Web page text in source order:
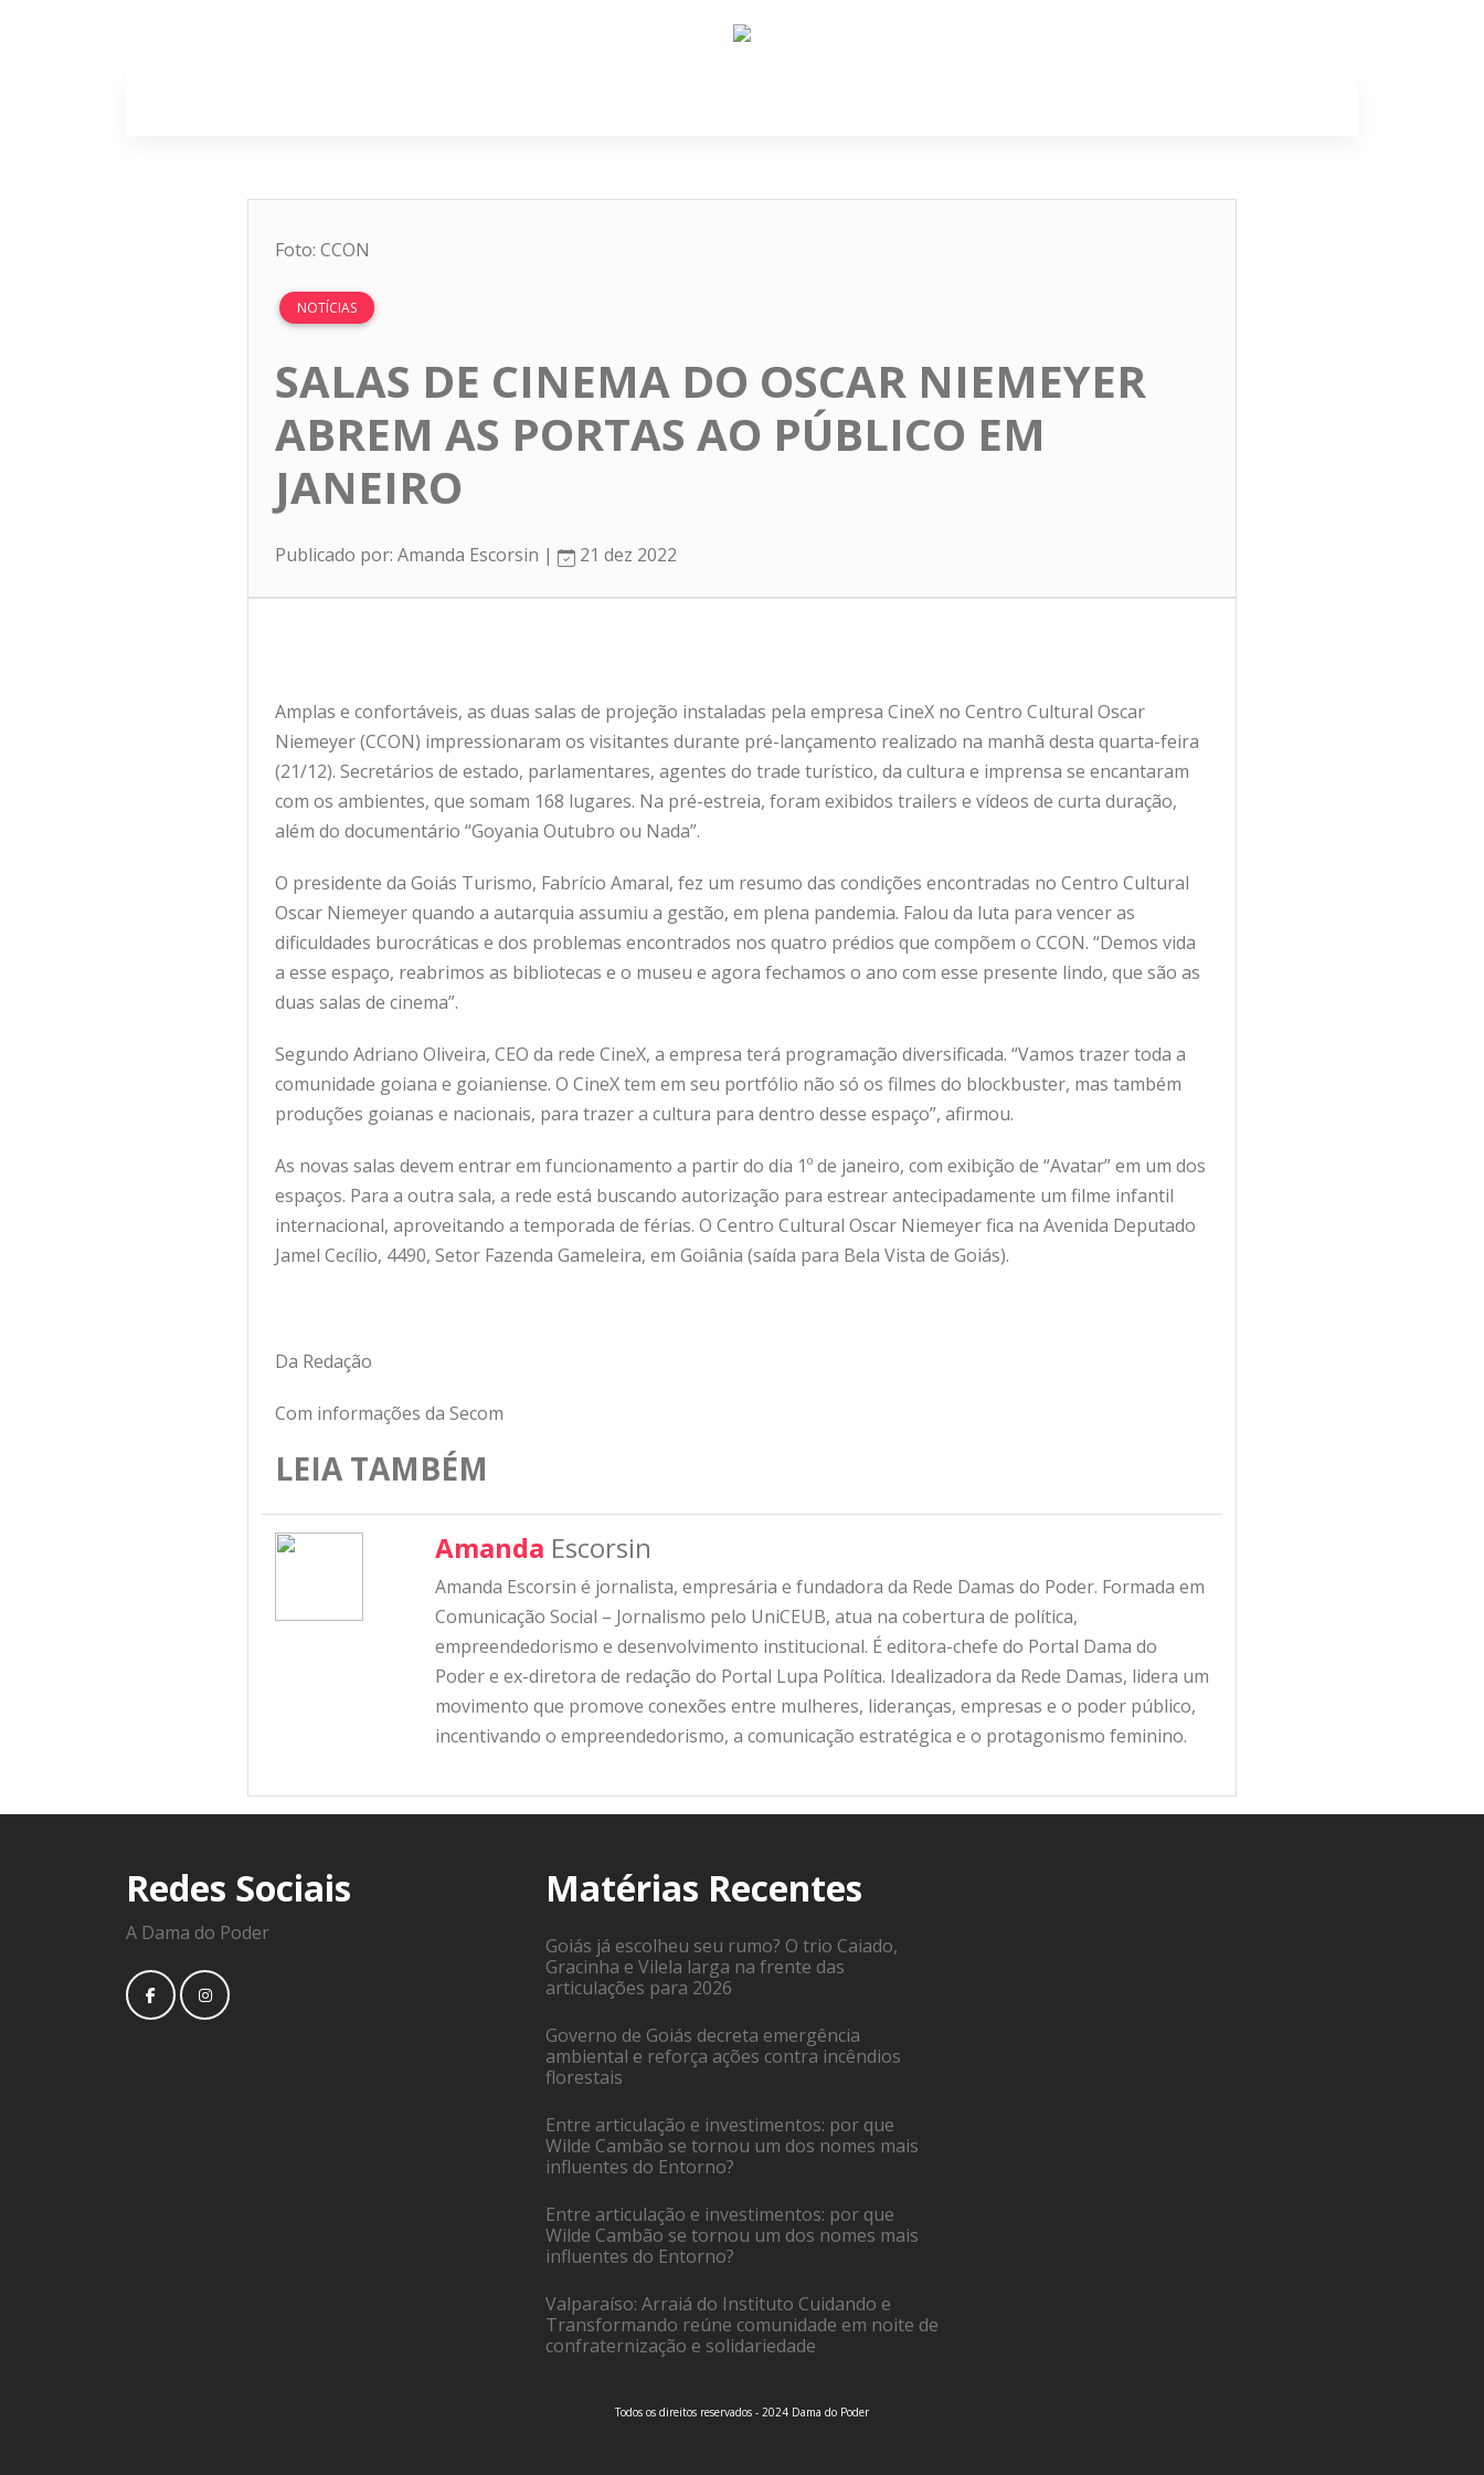
Foto: CCON
NOTÍCIAS
SALAS DE CINEMA DO OSCAR NIEMEYER
ABREM AS PORTAS AO PÚBLICO EM
JANEIRO
Publicado por: Amanda Escorsin | 21 dez 2022
Amplas e confortáveis, as duas salas de projeção instaladas pela empresa CineX no Centro Cultural Oscar
Niemeyer (CCON) impressionaram os visitantes durante pré-lançamento realizado na manhã desta quarta-feira
(21/12). Secretários de estado, parlamentares, agentes do trade turístico, da cultura e imprensa se encantaram
com os ambientes, que somam 168 lugares. Na pré-estreia, foram exibidos trailers e vídeos de curta duração,
além do documentário “Goyania Outubro ou Nada”.
O presidente da Goiás Turismo, Fabrício Amaral, fez um resumo das condições encontradas no Centro Cultural
Oscar Niemeyer quando a autarquia assumiu a gestão, em plena pandemia. Falou da luta para vencer as
dificuldades burocráticas e dos problemas encontrados nos quatro prédios que compõem o CCON. “Demos vida
a esse espaço, reabrimos as bibliotecas e o museu e agora fechamos o ano com esse presente lindo, que são as
duas salas de cinema”.
Segundo Adriano Oliveira, CEO da rede CineX, a empresa terá programação diversificada. “Vamos trazer toda a
comunidade goiana e goianiense. O CineX tem em seu portfólio não só os filmes do blockbuster, mas também
produções goianas e nacionais, para trazer a cultura para dentro desse espaço”, afirmou.
As novas salas devem entrar em funcionamento a partir do dia 1º de janeiro, com exibição de “Avatar” em um dos
espaços. Para a outra sala, a rede está buscando autorização para estrear antecipadamente um filme infantil
internacional, aproveitando a temporada de férias. O Centro Cultural Oscar Niemeyer fica na Avenida Deputado
Jamel Cecílio, 4490, Setor Fazenda Gameleira, em Goiânia (saída para Bela Vista de Goiás).
Da Redação
Com informações da Secom
LEIA TAMBÉM
Amanda Escorsin
Amanda Escorsin é jornalista, empresária e fundadora da Rede Damas do Poder. Formada em
Comunicação Social – Jornalismo pelo UniCEUB, atua na cobertura de política,
empreendedorismo e desenvolvimento institucional. É editora-chefe do Portal Dama do
Poder e ex-diretora de redação do Portal Lupa Política. Idealizadora da Rede Damas, lidera um
movimento que promove conexões entre mulheres, lideranças, empresas e o poder público,
incentivando o empreendedorismo, a comunicação estratégica e o protagonismo feminino.
Redes Sociais
A Dama do Poder
Matérias Recentes
Goiás já escolheu seu rumo? O trio Caiado,
Gracinha e Vilela larga na frente das
articulações para 2026
Governo de Goiás decreta emergência
ambiental e reforça ações contra incêndios
florestais
Entre articulação e investimentos: por que
Wilde Cambão se tornou um dos nomes mais
influentes do Entorno?
Entre articulação e investimentos: por que
Wilde Cambão se tornou um dos nomes mais
influentes do Entorno?
Valparaíso: Arraiá do Instituto Cuidando e
Transformando reúne comunidade em noite de
confraternização e solidariedade
Todos os direitos reservados - 2024 Dama do Poder